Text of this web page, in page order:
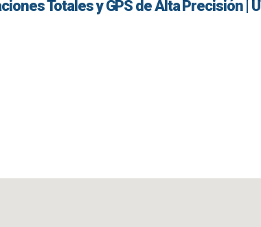
Totales y GPS de Alta Precisión |